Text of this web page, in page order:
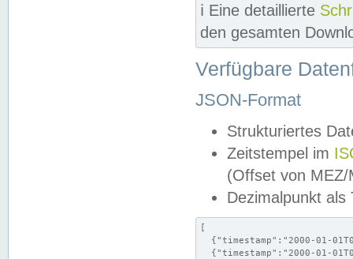
ℹ️ Eine detaillierte
den gesamten
Verfügbare
JSON-Format
Strukturiertes
Zeitstempel im
(Offset von MEZ/
Dezimalpunkt als
[
{"timestamp":"2000-01-
{"timestamp":"2000-01-